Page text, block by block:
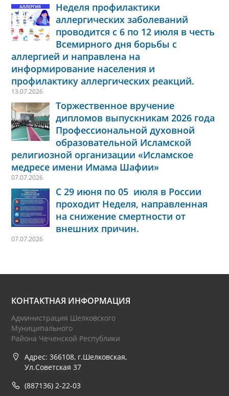
Неделя профилактики
аллергических заболеваний
проводится с 6 по 12 июля в честь
Всемирного дня борьбы с
аллергией и направлена на
информирование населения и
профилактику аллергических реакций.
13.07.2026
Торжественное вручение
дипломов выпускникам 2026 года
Профессиональной духовной
образовательной Исламской
религиозной организации «Исламское
медресе имени Имама Шафии»
07.07.2026
С 29 июня по 05 июля в России
проходит Неделя, направленная
на снижение смертности от
внешних причин.
07.07.2026
КОНТАКТНАЯ ИНФОРМАЦИЯ
Администрация Шелковского
Муниципального
Района Чеченской Республики
Адрес: 366108, г.Шелковская,
Ул.Советская 37
(887136) 2-22-03